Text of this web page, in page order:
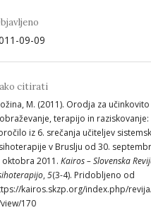
09-09
citirati
M. (2011). Orodja za učinkovito
terapijo in raziskovanje:
iz 6. srečanja učiteljev
v Bruslju od 30.
oktobra 2011. Kairos – Slovenska
, 5(3-4). Pridobljeno od
kairos.skzp.org/index.php/
170